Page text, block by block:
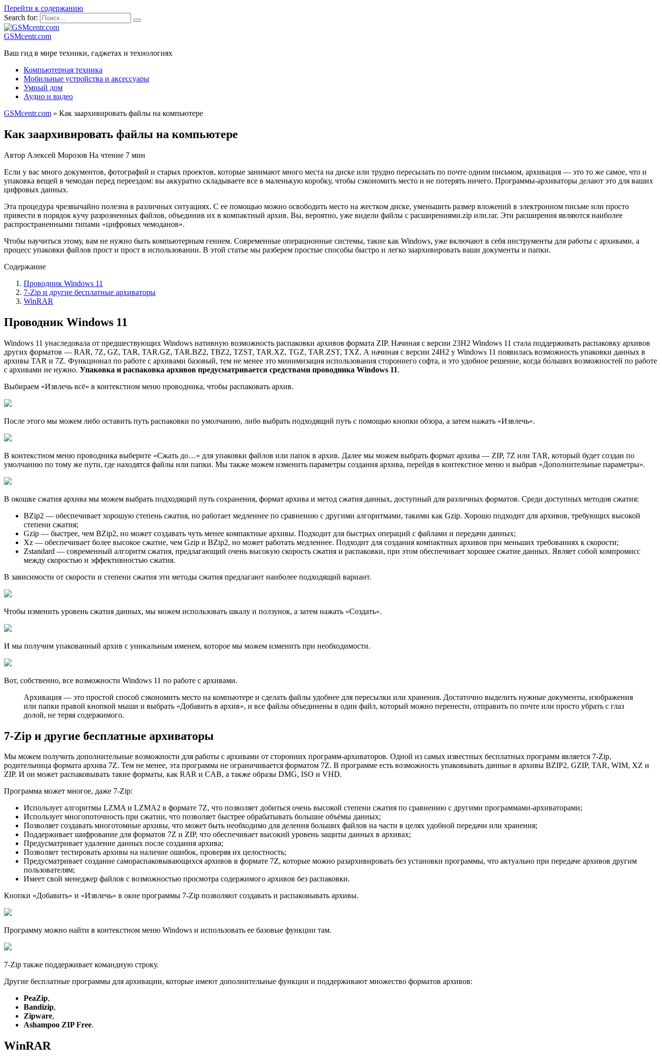
Перейти к содержанию
Search for:
GSMcentr.com
Ваш гид в мире техники, гаджетах и технологиях
Компьютерная техника
Мобильные устройства и аксессуары
Умный дом
Аудио и видео
GSMcentr.com » Как заархивировать файлы на компьютере
Как заархивировать файлы на компьютере
Автор Алексей Морозов На чтение 7 мин
Если у вас много документов, фотографий и старых проектов, которые занимают много места на диске или трудно пересылать по почте одним письмом, архивация — это то же самое, что и
упаковка вещей в чемодан перед переездом: вы аккуратно складываете все в маленькую коробку, чтобы сэкономить место и не потерять ничего. Программы-архиваторы делают это для ваших
цифровых данных.
Эта процедура чрезвычайно полезна в различных ситуациях. С ее помощью можно освободить место на жестком диске, уменьшить размер вложений в электронном письме или просто
привести в порядок кучу разрозненных файлов, объединив их в компактный архив. Вы, вероятно, уже видели файлы с расширениями.zip или.rar. Эти расширения являются наиболее
распространенными типами «цифровых чемоданов».
Чтобы научиться этому, вам не нужно быть компьютерным гением. Современные операционные системы, такие как Windows, уже включают в себя инструменты для работы с архивами, а
процесс упаковки файлов прост и прост в использовании. В этой статье мы разберем простые способы быстро и легко заархивировать ваши документы и папки.
Содержание
Проводник Windows 11
7-Zip и другие бесплатные архиваторы
WinRAR
Проводник Windows 11
Windows 11 унаследовала от предшествующих Windows нативную возможность распаковки архивов формата ZIP. Начиная с версии 23H2 Windows 11 стала поддерживать распаковку архивов
других форматов — RAR, 7Z, GZ, TAR, TAR.GZ, TAR.BZ2, TBZ2, TZST, TAR.XZ, TGZ, TAR.ZST, TXZ. А начиная с версии 24H2 у Windows 11 появилась возможность упаковки данных в
архивы TAR и 7Z. Функционал по работе с архивами базовый, тем не менее это минимизация использования стороннего софта, и это удобное решение, когда бо́льших возможностей по работе
с архивами не нужно. Упаковка и распаковка архивов предусматривается средствами проводника Windows 11.
Выбираем «Извлечь всё» в контекстном меню проводника, чтобы раcпаковать архив.
После этого мы можем либо оставить путь распаковки по умолчанию, либо выбрать подходящий путь с помощью кнопки обзора, а затем нажать «Извлечь».
В контекстном меню проводника выберите «Сжать до…» для упаковки файлов или папок в аpхив. Далее мы можем выбрать формат архива — ZIP, 7Z или TAR, который будет создан по
умолчанию по тому же пути, где находятся файлы или папки. Мы также можем изменить параметры создания архива, перейдя в контекстное меню и выбрав «Дополнительные параметры».
В окошке сжатия архива мы можем выбрать подходящий путь сохранения, формат архива и метод сжатия данных, доступный для различных форматов. Среди доступных методов сжатия:
BZip2 — обеспечивает хорошую степень сжатия, но работает медленнее по сравнению с другими алгоритмами, такими как Gzip. Хорошо подходит для архивов, требующих высокой
степени сжатия;
Gzip — быстрее, чем BZip2, но может создавать чуть менее компактные архивы. Подходит для быстрых операций с файлами и передачи данных;
Xz — обеспечивает более высокое сжатие, чем Gzip и BZip2, но может работать медленнее. Подходит для создания компактных архивов при меньших требованиях к скорости;
Zstandard — современный алгоритм сжатия, предлагающий очень высокую скорость сжатия и распаковки, при этом обеспечивает хорошее сжатие данных. Являет собой компромисс
между скоростью и эффективностью сжатия.
В зависимости от скорости и степени сжатия эти методы сжатия предлагают наиболее подходящий вариант.
Чтобы изменить уровень сжатия данных, мы можем использовать шкалу и ползунок, а затем нажать «Создать».
И мы получим упакованный архив с уникальным именем, которое мы можем изменить при необходимости.
Вот, собственно, все возможности Windows 11 по работе с архивами.
Архивация — это простой способ сэкономить место на компьютере и сделать файлы удобнее для пересылки или хранения. Достаточно выделить нужные документы, изображения
или папки правой кнопкой мыши и выбрать «Добавить в архив», и все файлы объединены в один файл, который можно перенести, отправить по почте или просто убрать с глаз
долой, не теряя содержимого.
7-Zip и другие бесплатные архиваторы
Мы можем получить дополнительные возможности для работы с архивами от сторонних программ-архиваторов. Одной из самых известных бесплатных программ является 7-Zip,
родительница формата архива 7Z. Тем не менее, эта программа не ограничивается форматом 7Z. В программе есть возможность упаковывать данные в архивы BZIP2, GZIP, TAR, WIM, XZ и
ZIP. И он может распаковывать такие форматы, как RAR и CAB, а также образы DMG, ISO и VHD.
Программа может многое, даже 7-Zip:
Использует алгоритмы LZMA и LZMA2 в формате 7Z, что позволяет добиться очень высокой степени сжатия по сравнению с другими программами-архиваторами;
Использует многопоточность при сжатии, что позволяет быстрее обрабатывать большие объёмы данных;
Позволяет создавать многотомные архивы, что может быть необходимо для деления больших файлов на части в целях удобной передачи или хранения;
Поддерживает шифрование для форматов 7Z и ZIP, что обеспечивает высокий уровень защиты данных в архивах;
Предусматривает удаление данных после создания архива;
Позволяет тестировать архивы на наличие ошибок, проверяя их целостность;
Предусматривает создание самораспаковывающихся архивов в формате 7Z, которые можно разархивировать без установки программы, что актуально при передаче архивов другим
пользователям;
Имеет свой менеджер файлов с возможностью просмотра содержимого архивов без распаковки.
Кнопки «Добавить» и «Извлечь» в окне программы 7-Zip позволяют создавать и распаковывать архивы.
Программу можно найти в контекстном меню Windows и использовать ее базовые функции там.
7-Zip также поддерживает командную строку.
Другие бесплатные программы для архивации, которые имеют дополнительные функции и поддерживают множество форматов архивов:
PeaZip,
Bandizip,
Zipware,
Ashampoo ZIP Free.
WinRAR